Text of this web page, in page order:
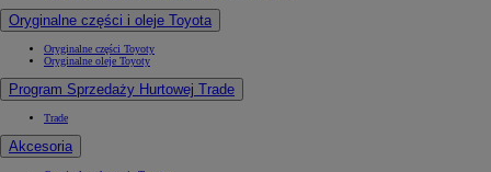
Oryginalne części i oleje Toyota
Oryginalne części Toyoty
Oryginalne oleje Toyoty
Program Sprzedaży Hurtowej Trade
Trade
Akcesoria